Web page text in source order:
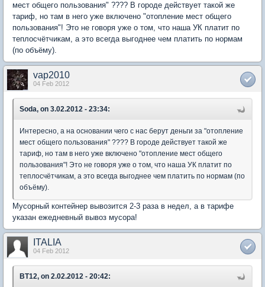
мест общего пользования" ???? В городе действует такой же
тариф, но там в него уже включено "отопление мест общего
пользования"! Это не говоря уже о том, что наша УК платит по
теплосчётчикам, а это всегда выгоднее чем платить по нормам
(по объёму).
vap2010
04 Feb 2012
Soda, on 3.02.2012 - 23:34:
Интересно, а на основании чего с нас берут деньги за "отопление
мест общего пользования" ???? В городе действует такой же
тариф, но там в него уже включено "отопление мест общего
пользования"! Это не говоря уже о том, что наша УК платит по
теплосчётчикам, а это всегда выгоднее чем платить по нормам (по
объёму).
Мусорный контейнер вывозится 2-3 раза в недел, а в тарифе
указан ежедневный вывоз мусора!
ITALIA
04 Feb 2012
BT12, on 2.02.2012 - 20:42: